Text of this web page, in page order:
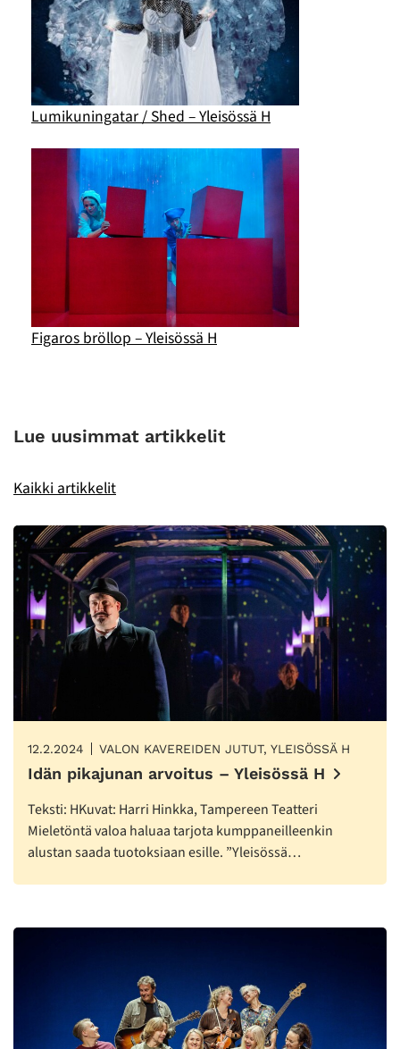
Lumikuningatar / Shed – Yleisössä H
Figaros bröllop – Yleisössä H
Lue uusimmat artikkelit
Kaikki artikkelit
12.2.2024 VALON KAVEREIDEN JUTUT, YLEISÖSSÄ H
Idän pikajunan arvoitus – Yleisössä H
Teksti: HKuvat: Harri Hinkka, Tampereen Teatteri
Mieletöntä valoa haluaa tarjota kumppaneilleenkin
alustan saada tuotoksiaan esille. ”Yleisössä…